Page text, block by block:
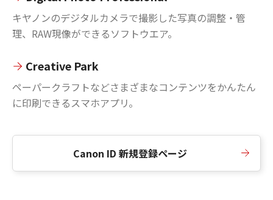
キヤノンのデジタルカメラで撮影した写真の調整・管
理、RAW現像ができるソフトウエア。
Creative Park
ペーパークラフトなどさまざまなコンテンツをかんたん
に印刷できるスマホアプリ。
Canon ID 新規登録ページ